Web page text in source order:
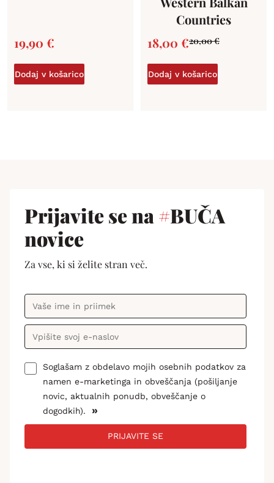
19,90 €
Dodaj v košarico
Countries
20,00€
18,00 €
Dodaj v košarico
Prijavite se na #BUČA
novice
Za vse, ki si želite stran več.
Soglašam z obdelavo mojih osebnih podatkov za
namen e-marketinga in obveščanja (pošiljanje
novic, aktualnih ponudb, obveščanje o
dogodkih).
»
PRIJAVITE SE